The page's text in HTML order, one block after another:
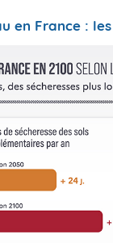
en France :